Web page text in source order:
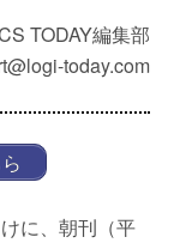
TODAY編集部
today.com
に、朝刊（平